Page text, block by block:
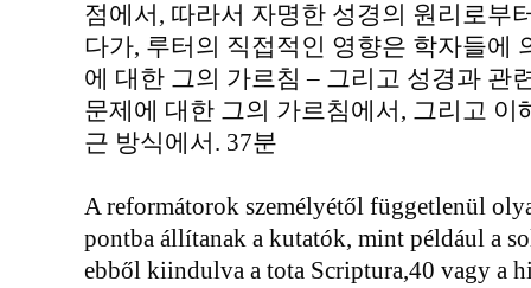
점에서, 따라서 자명한 성경의 원리로부
다가, 루터의 직접적인 영향은 학자들에
에 대한 그의 가르침 – 그리고 성경과 관
문제에 대한 그의 가르침에서, 그리고 이
근 방식에서. 37분
A reformátorok személyétől függetlenül
pontba állítanak a kutatók, mint például a
ebből kiindulva a tota Scriptura,40 vagy a